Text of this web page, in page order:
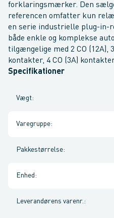
forklaringsmærker. Den
referencen omfatter kun
en serie industrielle plug-in-
både enkle og komplekse
tilgængelige med 2 CO (12A), 3
kontakter, 4 CO (3A)
Specifikationer
Vægt:
Varegruppe:
Pakkestørrelse:
Enhed :
Leverandørens varenr. :